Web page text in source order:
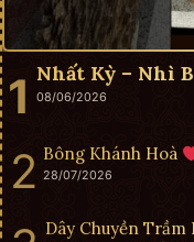
Nhất Kỳ – Nhì
08/06/2026
Bông Khánh Hoà
28/07/2026
Dây Chuyền